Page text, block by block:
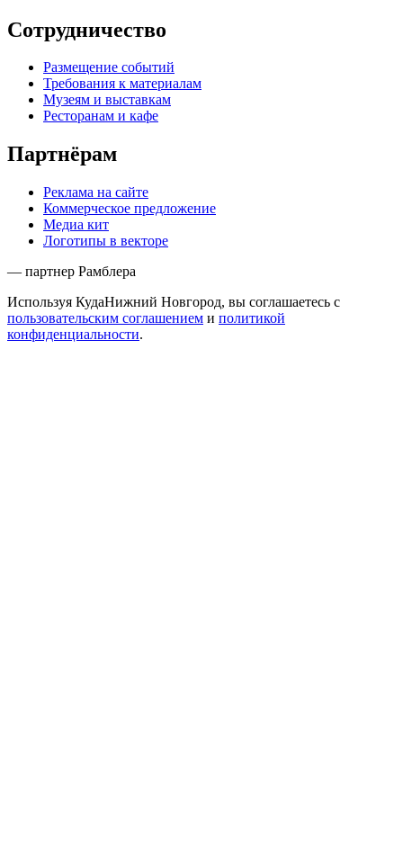
Сотрудничество
Размещение событий
Требования к материалам
Музеям и выставкам
Ресторанам и кафе
Партнёрам
Реклама на сайте
Коммерческое предложение
Медиа кит
Логотипы в векторе
— партнер Рамблера
Используя КудаНижний Новгород, вы соглашаетесь с
пользовательским соглашением и политикой
конфиденциальности.